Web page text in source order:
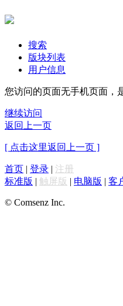
搜索
版块列表
用户信息
您访问的页面无手机页面，
继续访问
返回上一页
[ 点击这里返回上一页 ]
首页 | 登录 | 注册
标准版 | 触屏版 | 电脑版 | 客
© Comsenz Inc.